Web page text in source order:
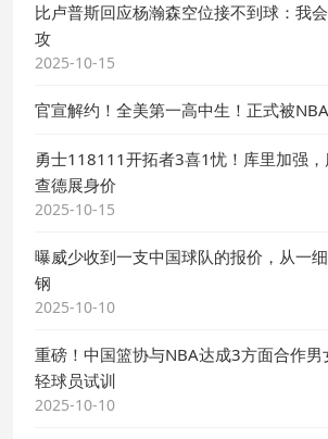
比卢普斯回应杨瀚森空位接不到球：我
攻
2025-10-15
官宣解约！全美第一高中生！正式被
勇士118111开拓者3喜1忧！库里加强
查德展身价
2025-10-15
曝威少收到一支中国球队的报价，从一
钢
2025-10-10
重磅！中国篮协与NBA达成3方面合作
轻球员试训
2025-10-10